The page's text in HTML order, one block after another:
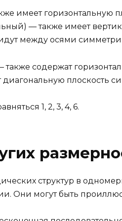
имеет горизонтальную
— также имеет
между осями
также содержат
диагональную плоскость
1, 2, 3, 4, 6.
структур в
Они могут быть